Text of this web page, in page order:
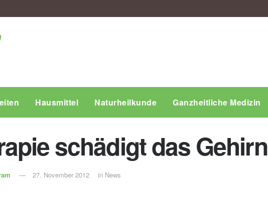
Hausmittel Naturheilkunde Ganzheitliche Medizin
schädigt das Gehirn
27. November 2012 in News